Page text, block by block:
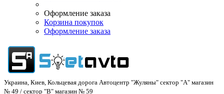
Оформление заказа
Корзина покупок
Оформление заказа
Украина, Киев, Кольцевая дорога Автоцентр "Жуляны" сектор "А" магазин
№ 49 / сектор "В" магазин № 59